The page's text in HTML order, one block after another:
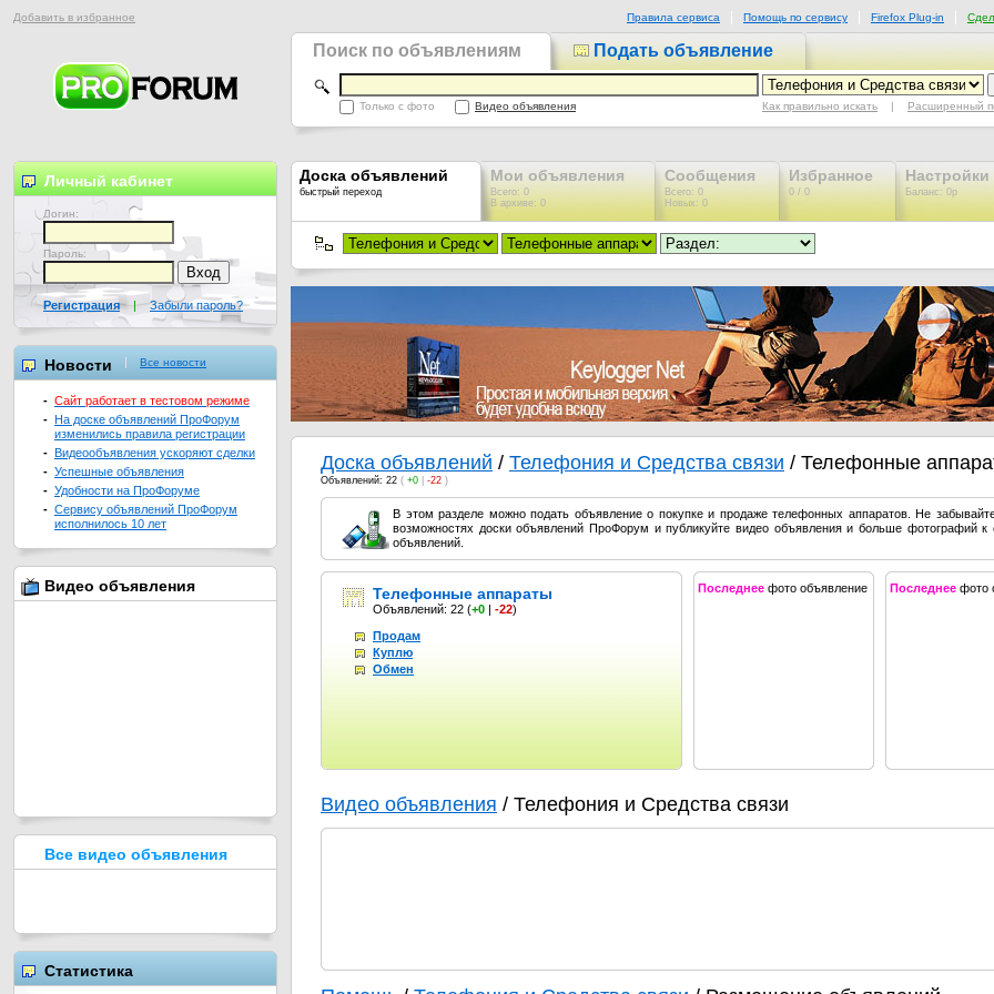
Добавить в избранное Правила сервиса Помощь по сервису Firefox Plug-in
Поиск по объявлениям Подать объявление
Только с фото Видео объявления Как правильно искать | Расширенный
Доска объявлений
быстрый переход
Мои объявления
Всего: 0
В архиве: 0
Сообщения
Всего: 0
Новых: 0
Избранное
0 / 0
Настройки
Баланс: 0р
Доска объявлений / Телефония и Средства связи / Телефонные
Объявлений: 22 ( +0 -22 )
В этом разделе можно подать объявление о покупке и продаже телефонных аппаратов. Не
возможностях доски объявлений ПроФорум и публикуйте видео объявления и больше фотографий к
объявлений.
Телефонные аппараты
Объявлений: 22 (+0 | -22)
Продам
Куплю
Обмен
Последнее фото объявление Последнее фото
Видео объявления / Телефония и Средства связи
Личный кабинет
Логин:
Пароль:
Регистрация | Забыли пароль?
Новости Все новости
- Сайт работает в тестовом режиме
- На доске объявлений ПроФорум
изменились правила регистрации
- Видеообъявления ускоряют сделки
- Успешные объявления
- Удобности на ПроФоруме
- Сервису объявлений ПроФорум
исполнилось 10 лет
Видео объявления
Все видео объявления
Статистика